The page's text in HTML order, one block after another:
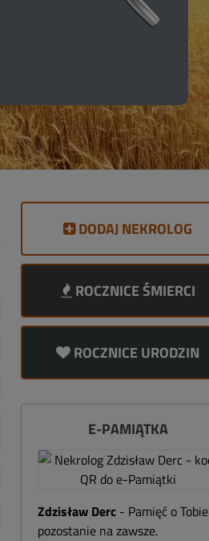
DODAJ NEKROLOG
ROCZNICE ŚMIERCI
ROCZNICE URODZIN
E-PAMIĄTKA
Zdzisław Derc - Pamięć o Tobie
pozostanie na zawsze.